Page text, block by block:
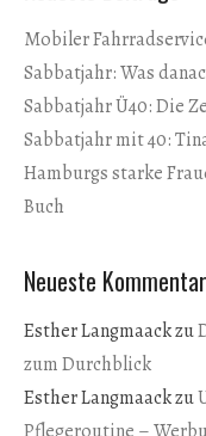
Mobiler
Sabbatjahr: Was
Sabbatjahr Ü40: Die
Sabbatjahr mit 40:
Hamburgs starke
Buch
Neueste
Esther Langmaackzu
zum Durchblick
Esther Langmaackzu